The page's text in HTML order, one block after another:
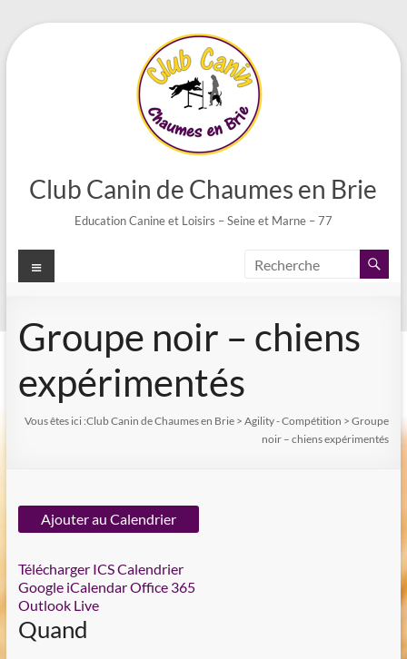
Aller
au
Club Canin de Chaumes en Brie
Education Canine et Loisirs – Seine et Marne – 77
Menu
Groupe noir – chiens
expérimentés
Vous êtes ici :Club Canin de Chaumes en Brie >Agility - Compétition >Groupe
noir – chiens expérimentés
Ajouter au Calendrier
Télécharger ICSCalendrier
Google iCalendarOffice 365
Outlook Live
Quand